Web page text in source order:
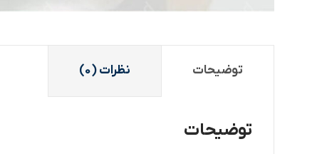
توضیحات نظرات (0)
توضیحات